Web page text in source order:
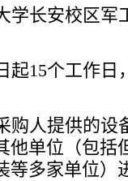
学长安校区军
起15个工作日
购人提供的设
他单位（包括
等多家单位）